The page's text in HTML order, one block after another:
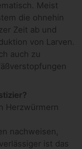
Meist
die ohnehin
Zeit ab und
von Larven.
auch zu
Herzwürmern
nachweisen,
ist das